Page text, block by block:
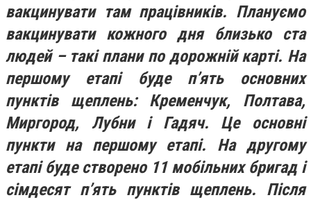
вакцинувати там працівників. Плануємо
вакцинувати кожного дня близько ста
людей – такі плани по дорожній карті. На
першому етапі буде п’ять основних
пунктів щеплень: Кременчук, Полтава,
Миргород, Лубни і Гадяч. Це основні
пункти на першому етапі. На другому
етапі буде створено 11 мобільних бригад і
сімдесят п’ять пунктів щеплень. Після